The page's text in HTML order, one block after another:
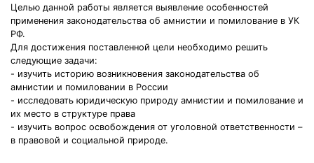
Целью данной работы является выявление особенностей
применения законодательства об амнистии и помилование в УК
РФ.
Для достижения поставленной цели необходимо решить
следующие задачи:
- изучить историю возникновения законодательства об
амнистии и помиловании в России
- исследовать юридическую природу амнистии и помилование и
их место в структуре права
- изучить вопрос освобождения от уголовной ответственности –
в правовой и социальной природе.